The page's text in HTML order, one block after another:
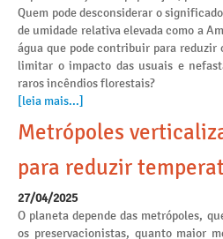
Quem pode desconsiderar o
de umidade relativa elevada como a
água que pode contribuir para reduzir
limitar o impacto das usuais e
raros incêndios florestais?
[leia mais...]
Metrópoles
para reduzir
27/04/2025
O planeta depende das metrópoles,
os preservacionistas, quanto maior